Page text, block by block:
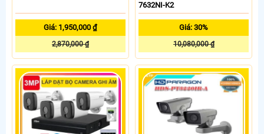
Giá: 1,950,000 ₫
2,870,000 ₫
7632NI-K2
Giá: 30%
10,080,000 ₫